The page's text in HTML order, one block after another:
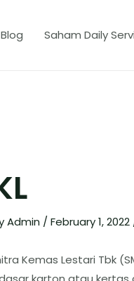
Blog Saham Daily
Admin / February 1, 2022
Kemas Lestari Tbk